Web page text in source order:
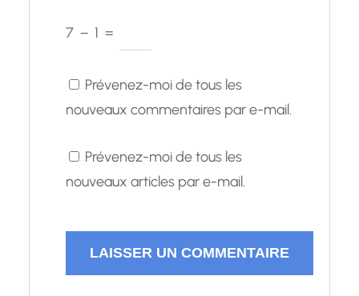
7 − 1 =
Prévenez-moi de tous les
nouveaux commentaires par e-mail.
Prévenez-moi de tous les
nouveaux articles par e-mail.